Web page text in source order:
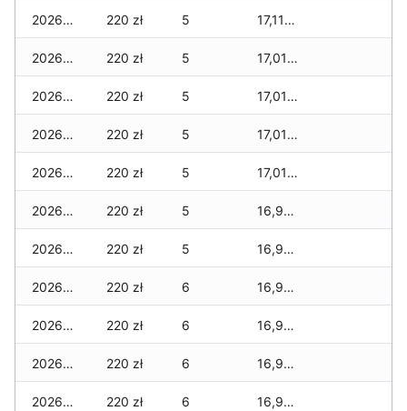
2026-04-24 220 zł 5 17,115 zł
2026-04-23 220 zł 5 17,015 zł
2026-04-22 220 zł 5 17,015 zł
2026-04-21 220 zł 5 17,015 zł
2026-04-20 220 zł 5 17,015 zł
2026-04-19 220 zł 5 16,965 zł
2026-04-18 220 zł 5 16,965 zł
2026-04-17 220 zł 6 16,965 zł
2026-04-16 220 zł 6 16,960 zł
2026-04-15 220 zł 6 16,900 zł
2026-04-14 220 zł 6 16,900 zł